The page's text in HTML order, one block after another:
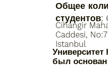
Общее
студентов:
Cihangir
Caddesi,
Istanbul
Университет
был основан